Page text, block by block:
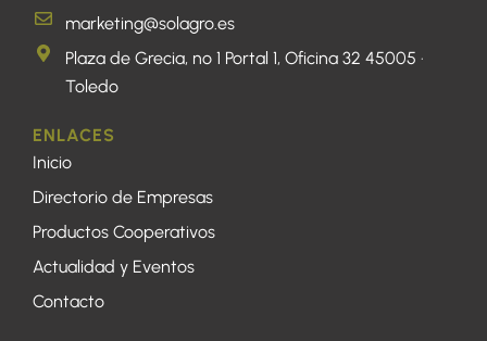
marketing@solagro.es
Plaza de Grecia, nº 1 Portal 1, Oficina 32 45005 ·
Toledo
ENLACES
Inicio
Directorio de Empresas
Productos Cooperativos
Actualidad y Eventos
Contacto